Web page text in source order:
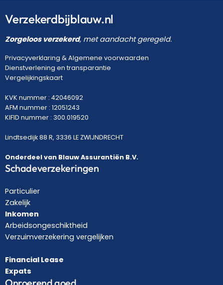
Verzekerdbijblauw.nl
Zorgeloos verzekerd, met aandacht geregeld.
Privacyverklaring &Algemene voorwaarden
Dienstverlening en transparantie
Vergelijkingskaart
KVK nummer : 42046092
AFM nummer : 12051243
KIFID nummer : 300.019520
Lindtsedijk 88 R, 3336 LE ZWIJNDRECHT
Onderdeel van Blauw Assurantiën B.V.
Schadeverzekeringen
Particulier
Zakelijk
Inkomen
Arbeidsongeschiktheid
Verzuimverzekering vergelijken
Financial Lease
Expats